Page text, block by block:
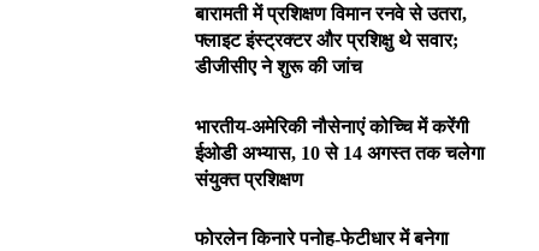
बारामती में प्रशिक्षण विमान रनवे से उतरा,
फ्लाइट इंस्ट्रक्टर और प्रशिक्षु थे सवार;
डीजीसीए ने शुरू की जांच
भारतीय-अमेरिकी नौसेनाएं कोच्चि में करेंगी
ईओडी अभ्यास, 10 से 14 अगस्त तक चलेगा
संयुक्त प्रशिक्षण
फोरलेन किनारे पनोह-फेटीधार में बनेगा